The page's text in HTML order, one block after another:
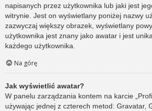
napisanych przez użytkownika lub jaki jest
witrynie. Jest on wyświetlany poniżej nazwy
zazwyczaj większy obrazek, wyświetlany
użytkownika jest znany jako awatar i jest
każdego użytkownika.
Na górę
Jak wyświetlić awatar?
W panelu zarządzania kontem na karcie
używając jednej z czterech metod: Gravatar,